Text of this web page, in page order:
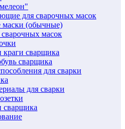
для сварочных масок
маски (обычные)
масок
краги сварщика
сварщика
для сварки
для сварки
сварщика